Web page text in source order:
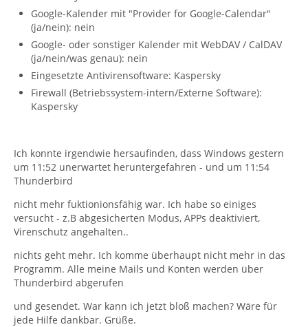
Google-Kalender mit "Provider for Google-Calendar"
(ja/nein): nein
Google- oder sonstiger Kalender mit WebDAV / CalDAV
(ja/nein/was genau): nein
Eingesetzte Antivirensoftware: Kaspersky
Firewall (Betriebssystem-intern/Externe Software):
Kaspersky
Ich konnte irgendwie hersaufinden, dass Windows gestern
um 11:52 unerwartet heruntergefahren - und um 11:54
Thunderbird
nicht mehr fuktionionsfähig war. Ich habe so einiges
versucht - z.B abgesicherten Modus, APPs deaktiviert,
Virenschutz angehalten..
nichts geht mehr. Ich komme überhaupt nicht mehr in das
Programm. Alle meine Mails und Konten werden über
Thunderbird abgerufen
und gesendet. War kann ich jetzt bloß machen? Wäre für
jede Hilfe dankbar. Grüße.